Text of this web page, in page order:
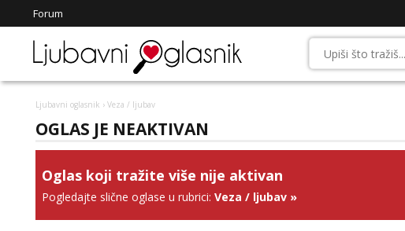
Forum
Ljubavni oglasnik › Veza / ljubav
OGLAS JE NEAKTIVAN
Oglas koji tražite više nije aktivan
Pogledajte slične oglase u rubrici: Veza / ljubav »